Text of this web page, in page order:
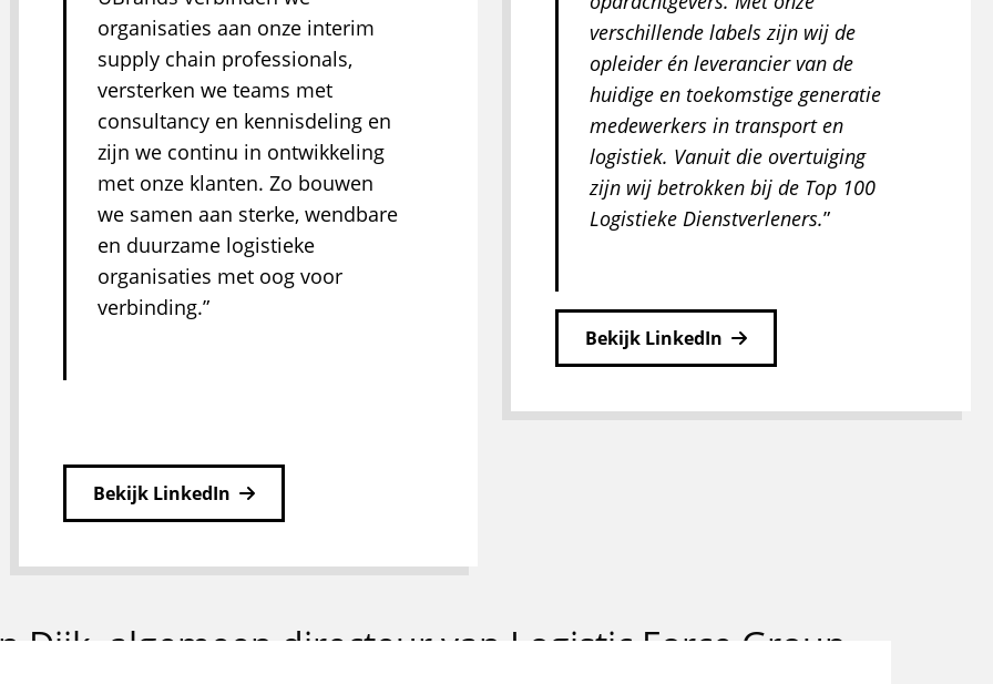
organisaties aan onze interim
supply chain professionals,
versterken we teams met
consultancy en kennisdeling en
zijn we continu in ontwikkeling
met onze klanten. Zo bouwen
we samen aan sterke, wendbare
en duurzame logistieke
organisaties met oog voor
verbinding.
Bekijk LinkedIn
verschillende labels zijn wij de
opleider én leverancier van de
huidige en toekomstige generatie
medewerkers in transport en
logistiek. Vanuit die overtuiging
zijn wij betrokken bij de Top 100
Logistieke Dienstverleners.
Bekijk LinkedIn
Dijk, algemeen directeur van Logistic Force Group